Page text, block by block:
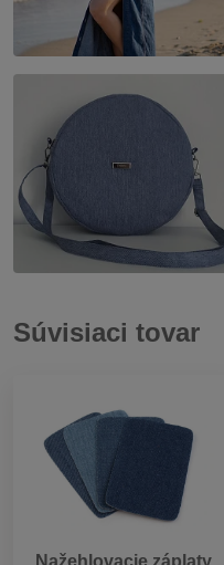
Súvisiaci tovar